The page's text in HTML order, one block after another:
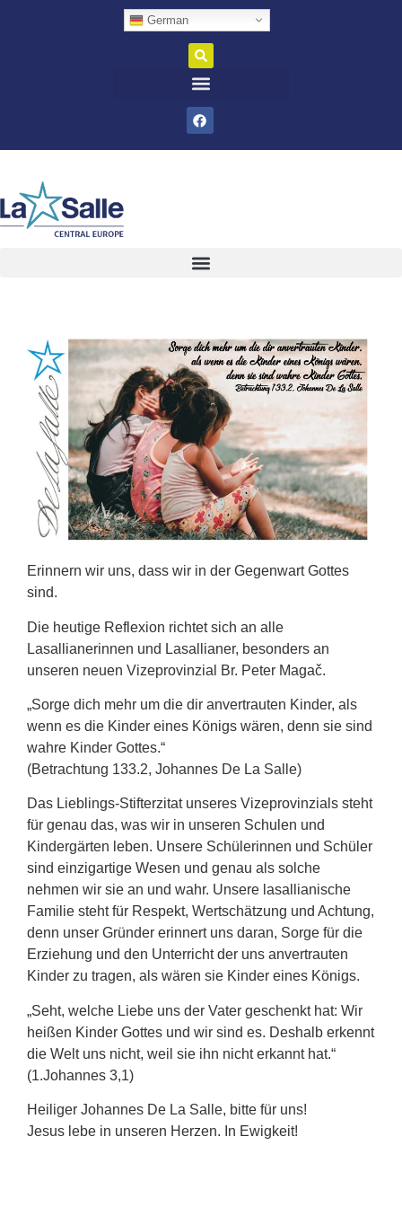
German
Erinnern wir uns, dass wir in der Gegenwart Gottes
sind.
Die heutige Reflexion richtet sich an alle
Lasallianerinnen und Lasallianer, besonders an
unseren neuen Vizeprovinzial Br. Peter Magač.
„Sorge dich mehr um die dir anvertrauten Kinder, als
wenn es die Kinder eines Königs wären, denn sie sind
wahre Kinder Gottes.“
(Betrachtung 133.2, Johannes De La Salle)
Das Lieblings-Stifterzitat unseres Vizeprovinzials steht
für genau das, was wir in unseren Schulen und
Kindergärten leben. Unsere Schülerinnen und Schüler
sind einzigartige Wesen und genau als solche
nehmen wir sie an und wahr. Unsere lasallianische
Familie steht für Respekt, Wertschätzung und Achtung,
denn unser Gründer erinnert uns daran, Sorge für die
Erziehung und den Unterricht der uns anvertrauten
Kinder zu tragen, als wären sie Kinder eines Königs.
„Seht, welche Liebe uns der Vater geschenkt hat: Wir
heißen Kinder Gottes und wir sind es. Deshalb erkennt
die Welt uns nicht, weil sie ihn nicht erkannt hat.“
(1.Johannes 3,1)
Heiliger Johannes De La Salle, bitte für uns!
Jesus lebe in unseren Herzen. In Ewigkeit!